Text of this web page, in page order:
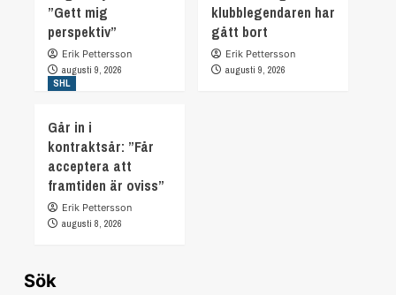
”Gett mig
perspektiv”
Erik Pettersson
augusti 9, 2026
klubblegendaren har
gått bort
Erik Pettersson
augusti 9, 2026
SHL
Går in i
kontraktsår: ”Får
acceptera att
framtiden är oviss”
Erik Pettersson
augusti 8, 2026
Sök